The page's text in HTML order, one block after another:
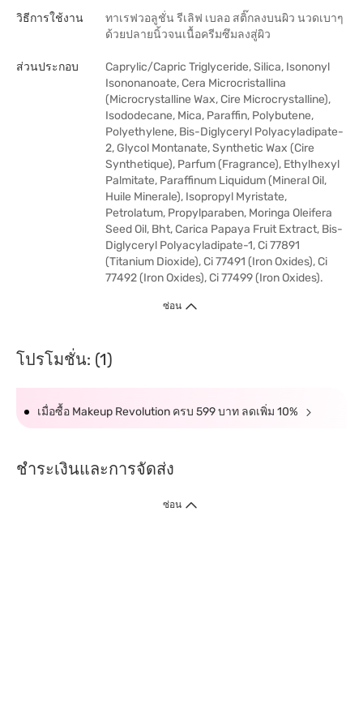
วิธีการใช้งาน
ทาเรฟวอลูชั่น รีเลิฟ เบลอ สติ๊กลงบนผิว นวดเบาๆ
ด้วยปลายนิ้วจนเนื้อครีมซึมลงสู่ผิว
ส่วนประกอบ
Caprylic/Capric Triglyceride, Silica, Isononyl
Isononanoate, Cera Microcristallina
(Microcrystalline Wax, Cire Microcrystalline),
Isododecane, Mica, Paraffin, Polybutene,
Polyethylene, Bis-Diglyceryl Polyacyladipate-
2, Glycol Montanate, Synthetic Wax (Cire
Synthetique), Parfum (Fragrance), Ethylhexyl
Palmitate, Paraffinum Liquidum (Mineral Oil,
Huile Minerale), Isopropyl Myristate,
Petrolatum, Propylparaben, Moringa Oleifera
Seed Oil, Bht, Carica Papaya Fruit Extract, Bis-
Diglyceryl Polyacyladipate-1, Ci 77891
(Titanium Dioxide), Ci 77491 (Iron Oxides), Ci
77492 (Iron Oxides), Ci 77499 (Iron Oxides).
ซ่อน
โปรโมชั่น: (1)
เมื่อซื้อ Makeup Revolution ครบ 599 บาท ลดเพิ่ม 10%
ชำระเงินและการจัดส่ง
ซ่อน